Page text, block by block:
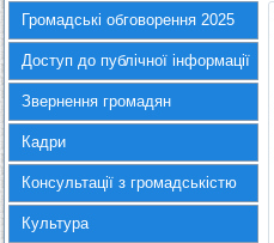
Громадські обговорення 2025
Доступ до публічної інформації
Звернення громадян
Кадри
Консультації з громадськістю
Культура